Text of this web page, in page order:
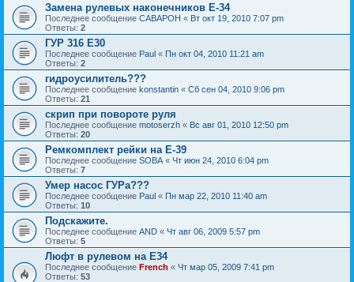
Замена рулевых наконечников E-34
Последнее сообщение CABAPOH « Вт окт 19, 2010 7:07 pm
Ответы: 2
ГУР 316 Е30
Последнее сообщение Paul « Пн окт 04, 2010 11:21 am
Ответы: 2
гидроусилитель???
Последнее сообщение konstantin « Сб сен 04, 2010 9:06 pm
Ответы: 21
скрип при повороте руля
Последнее сообщение motoserzh « Вс авг 01, 2010 12:50 pm
Ответы: 20
Ремкомплект рейки на Е-39
Последнее сообщение SOBA « Чт июн 24, 2010 6:04 pm
Ответы: 7
Умер насос ГУРа???
Последнее сообщение Paul « Пн мар 22, 2010 11:40 am
Ответы: 10
Подскажите.
Последнее сообщение AND « Чт авг 06, 2009 5:57 pm
Ответы: 5
Люфт в рулевом на Е34
Последнее сообщение French « Чт мар 05, 2009 7:41 pm
Ответы: 53